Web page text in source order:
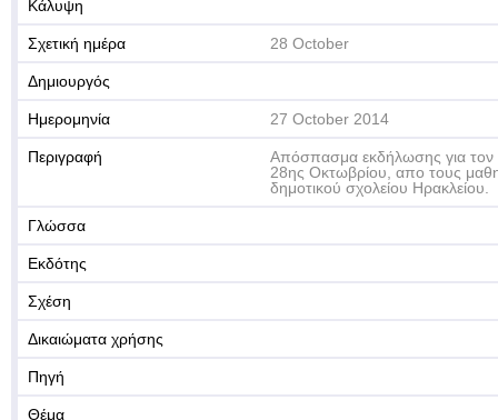
Κάλυψη
Σχετική ημέρα 28 October
Δημιουργός
Ημερομηνία 27 October 2014
Περιγραφή
Απόσπασμα εκδήλωσης για τον
28ης Οκτωβρίου, απο τους
δημοτικού σχολείου Ηρακλείου.
Γλώσσα
Εκδότης
Σχέση
Δικαιώματα χρήσης
Πηγή
Θέμα